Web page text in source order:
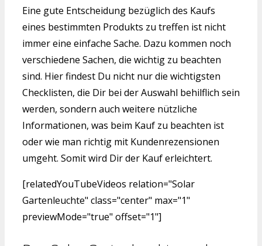
Eine gute Entscheidung bezüglich des Kaufs
eines bestimmten Produkts zu treffen ist nicht
immer eine einfache Sache. Dazu kommen noch
verschiedene Sachen, die wichtig zu beachten
sind. Hier findest Du nicht nur die wichtigsten
Checklisten, die Dir bei der Auswahl behilflich sein
werden, sondern auch weitere nützliche
Informationen, was beim Kauf zu beachten ist
oder wie man richtig mit Kundenrezensionen
umgeht. Somit wird Dir der Kauf erleichtert.
[relatedYouTubeVideos relation="Solar
Gartenleuchte" class="center" max="1"
previewMode="true" offset="1"]